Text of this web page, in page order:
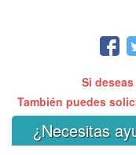
Si
También puedes
¿Necesitas